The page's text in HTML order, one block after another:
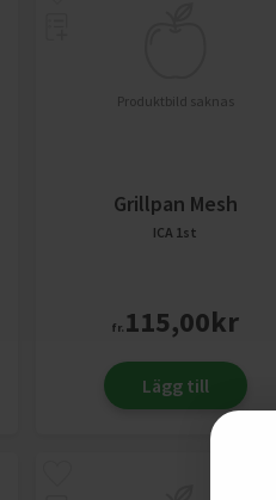
Produktbild saknas
Grillpan Mesh
ICA 1st
fr. 115,00kr
Lägg till